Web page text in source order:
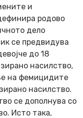
и
родово
дело
се предвидува
до 18
насилство,
на фемицидите
насилство.
се дополнува со
Исто така,